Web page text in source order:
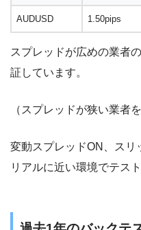
AUDUSD 1.50pips
スプレッドが広めの業者
証しています。
（スプレッドが狭い業者
変動スプレッドON、スリ
リアルに近い環境でテス